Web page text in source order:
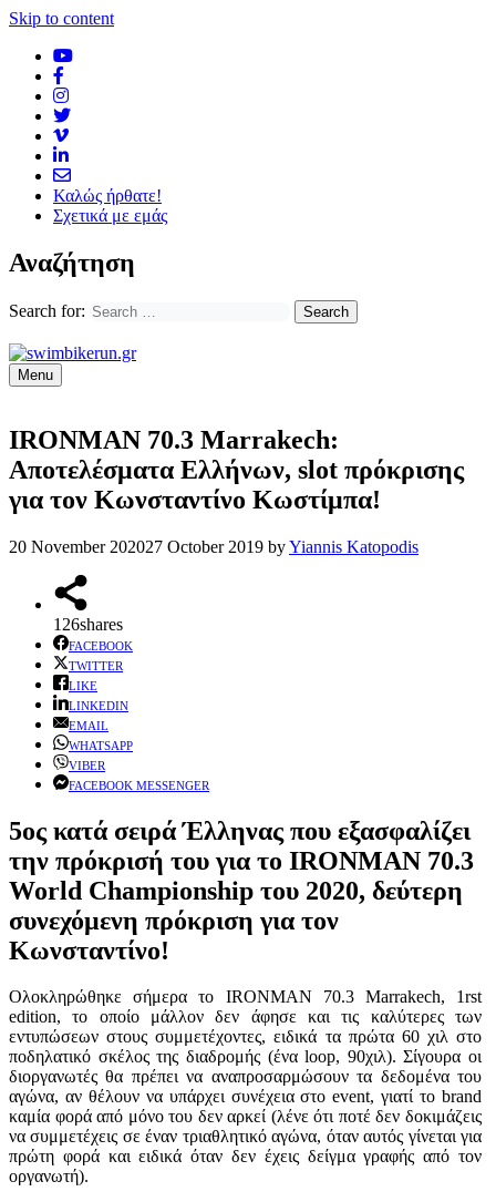
Skip to content
Καλώς ήρθατε!
Σχετικά με εμάς
Αναζήτηση
Search for:
Menu
IRONMAN 70.3 Marrakech:
Αποτελέσματα Ελλήνων, slot πρόκρισης
για τον Κωνσταντίνο Κωστίμπα!
20 November 202027 October 2019 byYiannis Katopodis
126shares
FACEBOOK
TWITTER
LIKE
LINKEDIN
EMAIL
WHATSAPP
VIBER
FACEBOOK MESSENGER
5ος κατά σειρά Έλληνας που εξασφαλίζει
την πρόκρισή του για το IRONMAN 70.3
World Championship του 2020, δεύτερη
συνεχόμενη πρόκριση για τον
Κωνσταντίνο!
Ολοκληρώθηκε σήμερα το IRONMAN 70.3 Marrakech, 1rst
edition, το οποίο μάλλον δεν άφησε και τις καλύτερες των
εντυπώσεων στους συμμετέχοντες, ειδικά τα πρώτα 60 χιλ στο
ποδηλατικό σκέλος της διαδρομής (ένα loop, 90χιλ). Σίγουρα οι
διοργανωτές θα πρέπει να αναπροσαρμώσουν τα δεδομένα του
αγώνα, αν θέλουν να υπάρχει συνέχεια στο event, γιατί το brand
καμία φορά από μόνο του δεν αρκεί (λένε ότι ποτέ δεν δοκιμάζεις
να συμμετέχεις σε έναν τριαθλητικό αγώνα, όταν αυτός γίνεται για
πρώτη φορά και ειδικά όταν δεν έχεις δείγμα γραφής από τον
οργανωτή).